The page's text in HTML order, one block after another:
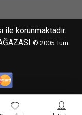
korunmaktadır.
© 2005 Tüm